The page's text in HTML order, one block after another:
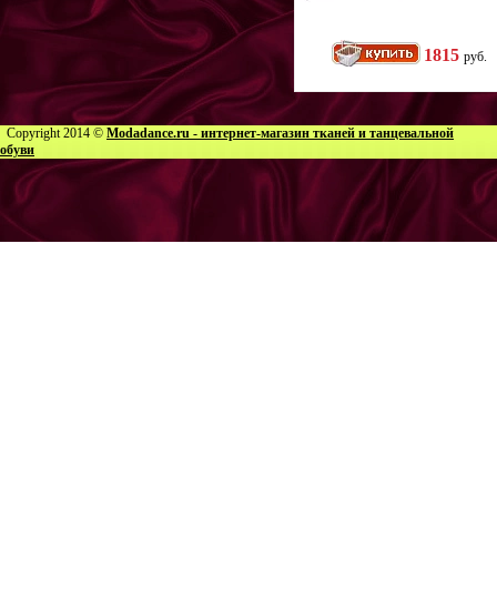
1815 руб.
Copyright 2014 © Modadance.ru - интернет-магазин тканей и танцевальной
обуви